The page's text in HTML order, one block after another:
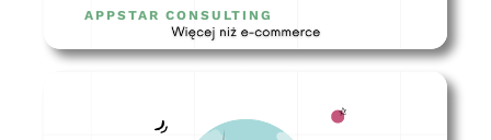
APPSTAR CONSULTING